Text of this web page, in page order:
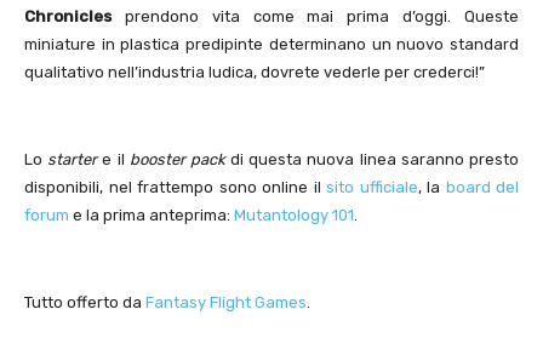
Chroniclesprendono vita come mai prima d’oggi. Queste
miniature in plastica predipinte determinano un nuovo standard
qualitativo nell’industria ludica, dovrete vederle per crederci!”
Lo startere il booster packdi questa nuova linea saranno presto
disponibili, nel frattempo sono online il sito ufficiale, la board del
forum e la prima anteprima: Mutantology 101.
Tutto offerto da Fantasy Flight Games.